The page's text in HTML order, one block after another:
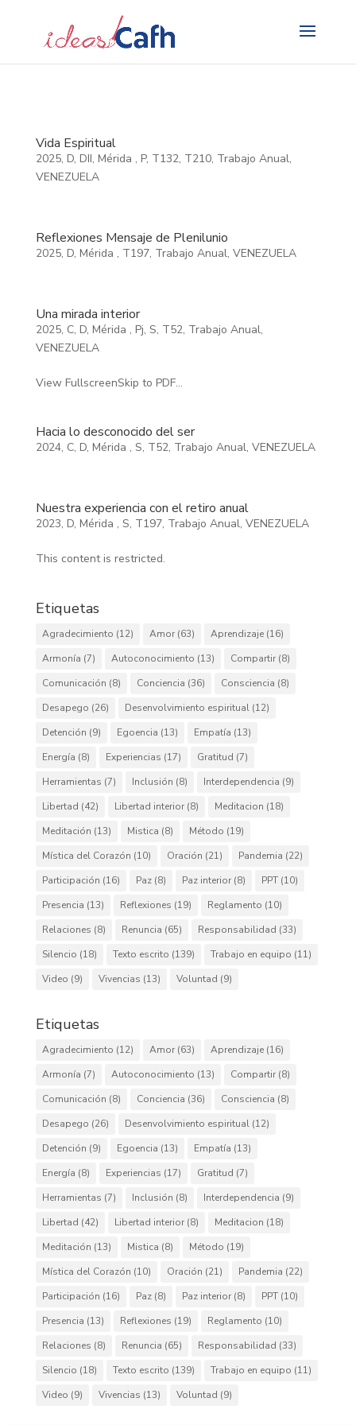
Vida Espiritual
2025, D, DII, Mérida , P, T132, T210, Trabajo Anual,
VENEZUELA
Reflexiones Mensaje de Plenilunio
2025, D, Mérida , T197, Trabajo Anual, VENEZUELA
Una mirada interior
2025, C, D, Mérida , Pj, S, T52, Trabajo Anual,
VENEZUELA
View FullscreenSkip to PDF...
Hacia lo desconocido del ser
2024, C, D, Mérida , S, T52, Trabajo Anual, VENEZUELA
Nuestra experiencia con el retiro anual
2023, D, Mérida , S, T197, Trabajo Anual, VENEZUELA
This content is restricted.
Etiquetas
Agradecimiento (12) Amor(63) Aprendizaje(16)
Armonía (7) Autoconocimiento (13) Compartir(8)
Comunicación (8) Conciencia (36) Consciencia (8)
Desapego (26) Desenvolvimiento espiritual(12)
Detención (9) Egoencia (13) Empatía (13)
Energía (8) Experiencias (17) Gratitud (7)
Herramientas (7) Inclusión (8) Interdependencia (9)
Libertad (42) Libertad interior(8) Meditacion (18)
Meditación (13) Mistica (8) Método (19)
Mística del Corazón (10) Oración (21) Pandemia (22)
Participación (16) Paz(8) Paz interior(8) PPT(10)
Presencia (13) Reflexiones (19) Reglamento (10)
Relaciones (8) Renuncia (65) Responsabilidad (33)
Silencio (18) Texto escrito (139) Trabajo en equipo (11)
Video (9) Vivencias (13) Voluntad (9)
Etiquetas
Agradecimiento (12) Amor(63) Aprendizaje(16)
Armonía (7) Autoconocimiento (13) Compartir(8)
Comunicación (8) Conciencia (36) Consciencia (8)
Desapego (26) Desenvolvimiento espiritual(12)
Detención (9) Egoencia (13) Empatía (13)
Energía (8) Experiencias (17) Gratitud (7)
Herramientas (7) Inclusión (8) Interdependencia (9)
Libertad (42) Libertad interior(8) Meditacion (18)
Meditación (13) Mistica (8) Método (19)
Mística del Corazón (10) Oración (21) Pandemia (22)
Participación (16) Paz(8) Paz interior(8) PPT(10)
Presencia (13) Reflexiones (19) Reglamento (10)
Relaciones (8) Renuncia (65) Responsabilidad (33)
Silencio (18) Texto escrito (139) Trabajo en equipo (11)
Video (9) Vivencias (13) Voluntad (9)